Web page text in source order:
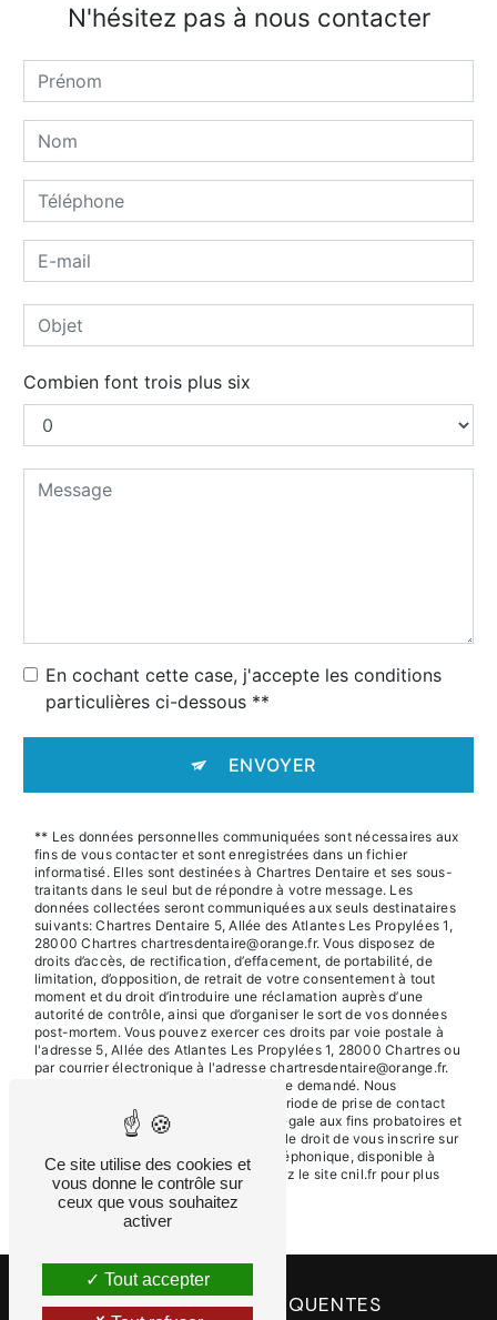
N'hésitez pas à nous contacter
Combien font trois plus six
En cochant cette case, j'accepte les conditions
particulières ci-dessous **
ENVOYER
** Les données personnelles communiquées sont nécessaires aux
fins de vous contacter et sont enregistrées dans un fichier
informatisé. Elles sont destinées à Chartres Dentaire et ses sous-
traitants dans le seul but de répondre à votre message. Les
données collectées seront communiquées aux seuls destinataires
suivants: Chartres Dentaire 5, Allée des Atlantes Les Propylées 1,
28000 Chartres chartresdentaire@orange.fr. Vous disposez de
droits d’accès, de rectification, d’effacement, de portabilité, de
limitation, d’opposition, de retrait de votre consentement à tout
moment et du droit d’introduire une réclamation auprès d’une
autorité de contrôle, ainsi que d’organiser le sort de vos données
post-mortem. Vous pouvez exercer ces droits par voie postale à
l'adresse 5, Allée des Atlantes Les Propylées 1, 28000 Chartres ou
par courrier électronique à l'adresse chartresdentaire@orange.fr.
Un justificatif d'identité pourra vous être demandé. Nous
conservons vos données pendant la période de prise de contact
puis pendant la durée de prescription légale aux fins probatoires et
de gestion des contentieux. Vous avez le droit de vous inscrire sur
la liste d'opposition au démarchage téléphonique, disponible à
cette adresse:Bloctel.gouv.fr. Consultez le site cnil.fr pour plus
d’informations sur vos droits.
RECHERCHES FRÉQUENTES
Ce site utilise des cookies et
vous donne le contrôle sur
ceux que vous souhaitez
activer
Tout accepter